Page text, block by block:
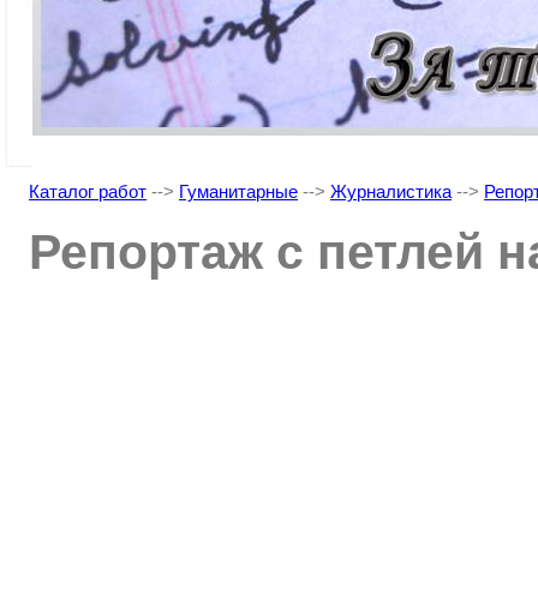
Каталог работ --> Гуманитарные --> Журналистика -->
Репортаж с петлей